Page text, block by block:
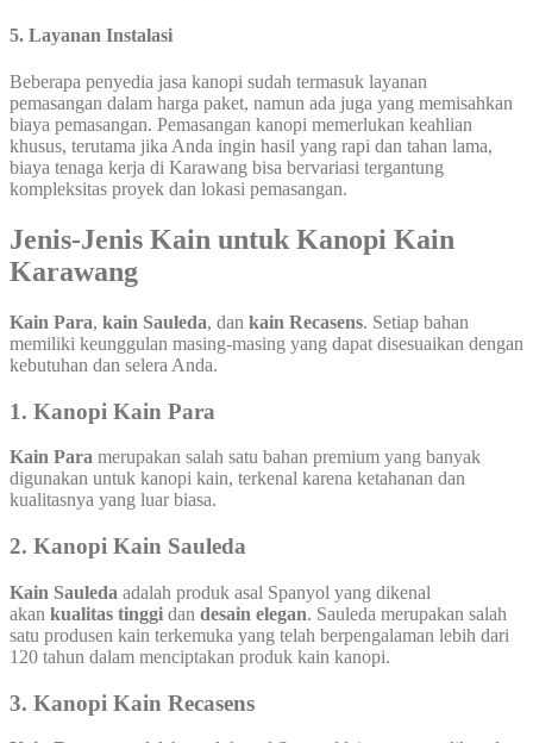
5. Layanan Instalasi
Beberapa penyedia jasa kanopi sudah termasuk layanan
pemasangan dalam harga paket, namun ada juga yang memisahkan
biaya pemasangan. Pemasangan kanopi memerlukan keahlian
khusus, terutama jika Anda ingin hasil yang rapi dan tahan lama,
biaya tenaga kerja di Karawang bisa bervariasi tergantung
kompleksitas proyek dan lokasi pemasangan.
Jenis-Jenis Kain untuk Kanopi Kain
Karawang
Kain Para, kain Sauleda, dan kain Recasens. Setiap bahan
memiliki keunggulan masing-masing yang dapat disesuaikan dengan
kebutuhan dan selera Anda.
1. Kanopi Kain Para
Kain Para merupakan salah satu bahan premium yang banyak
digunakan untuk kanopi kain, terkenal karena ketahanan dan
kualitasnya yang luar biasa.
2. Kanopi Kain Sauleda
Kain Sauleda adalah produk asal Spanyol yang dikenal
akan kualitas tinggi dan desain elegan. Sauleda merupakan salah
satu produsen kain terkemuka yang telah berpengalaman lebih dari
120 tahun dalam menciptakan produk kain kanopi.
3. Kanopi Kain Recasens